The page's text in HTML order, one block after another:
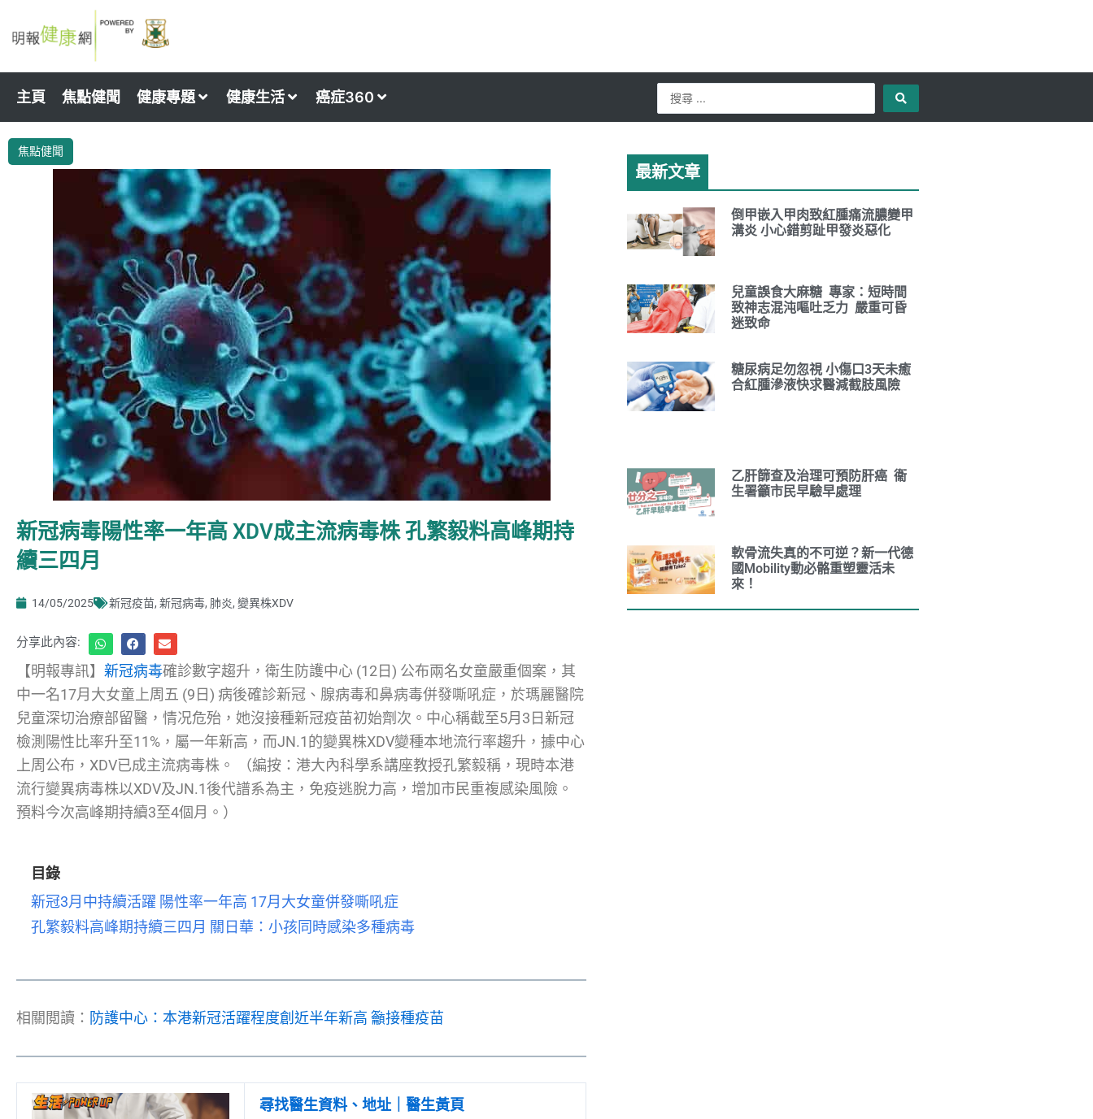
to
主頁 焦點健聞 健康專題 健康生活 癌症360
Search
...
焦點健聞
新冠病毒陽性率一年高 XDV成主流病毒株 孔繁毅料高峰期持
續三四月
14/05/2025 新冠疫苗, 新冠病毒, 肺炎, 變異株XDV
分享此內容:
【明報專訊】 新冠病毒確診數字趨升，衛生防護中心 (12日) 公布兩名女童嚴重個案，其
中一名17月大女童上周五 (9日) 病後確診新冠、腺病毒和鼻病毒併發嘶吼症，於瑪麗醫院
兒童深切治療部留醫，情况危殆，她沒接種新冠疫苗初始劑次。中心稱截至5月3日新冠
檢測陽性比率升至11%，屬一年新高，而JN.1的變異株XDV變種本地流行率趨升，據中心
上周公布，XDV已成主流病毒株。 （編按：港大內科學系講座教授孔繁毅稱，現時本港
流行變異病毒株以XDV及JN.1後代譜系為主，免疫逃脫力高，增加市民重複感染風險。
預料今次高峰期持續3至4個月。）
目錄
新冠3月中持續活躍 陽性率一年高 17月大女童併發嘶吼症
孔繁毅料高峰期持續三四月 關日華：小孩同時感染多種病毒
相關閲讀： 防護中心：本港新冠活躍程度創近半年新高 籲接種疫苗
尋找醫生資料、地址｜醫生黃頁
最新文章
倒甲嵌入甲肉致紅腫痛流膿變甲
溝炎 小心錯剪趾甲發炎惡化
兒童誤食大麻糖 專家：短時間
致神志混沌嘔吐乏力 嚴重可昏
迷致命
糖尿病足勿忽視 小傷口3天未癒
合紅腫滲液快求醫減截肢風險
乙肝篩查及治理可預防肝癌 衞
生署籲市民早驗早處理
軟骨流失真的不可逆？新一代德
國Mobility動必骼重塑靈活未
來！